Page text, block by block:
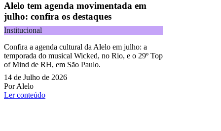
Alelo tem agenda movimentada em
julho: confira os destaques
Institucional
Confira a agenda cultural da Alelo em julho: a
temporada do musical Wicked, no Rio, e o 29º Top
of Mind de RH, em São Paulo.
14 de Julho de 2026
Por Alelo
Ler conteúdo